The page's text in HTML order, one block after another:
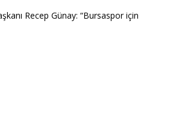
Recep Günay: “Bursaspor için